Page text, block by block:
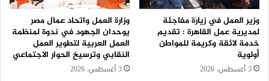
وزير العمل في زيارة مفاجئة
لمديرية عمل القاهرة : تقديم
خدمة لائقة وكريمة للمواطن
أولوية
3 أغسطس، 2026
وزارة العمل واتحاد عمال مصر
يوحدان الجهود في ندوة لمنظمة
العمل العربية لتطوير العمل
النقابي وترسيخ الحوار الاجتماعي
3 أغسطس، 2026